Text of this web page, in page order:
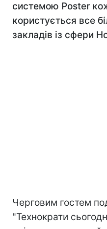
системою Poster
користується все
закладів із сфери
Черговим гостем
"Технократи